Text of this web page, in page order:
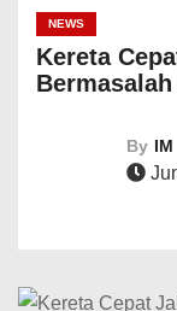
NEWS
Kereta
By IM